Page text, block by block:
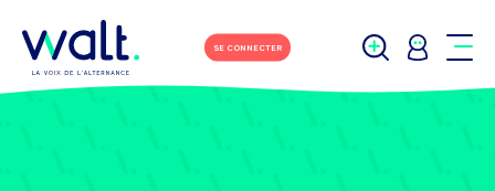
SE CONNECTER